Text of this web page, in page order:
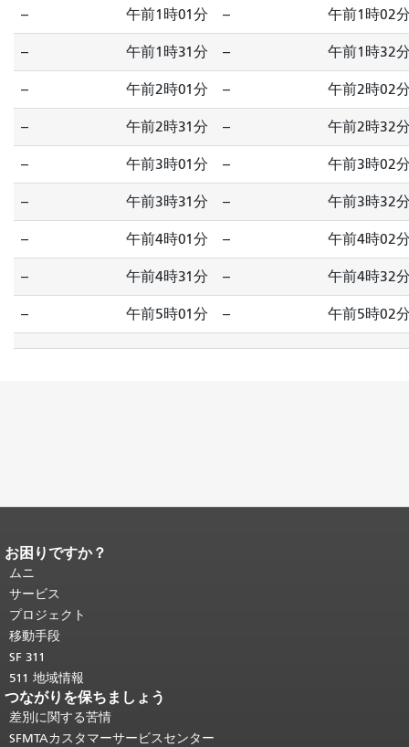
-- 午前1時01分 -- 午前1時02
-- 午前1時31分 -- 午前1時32
-- 午前2時01分 -- 午前2時02
-- 午前2時31分 -- 午前2時32
-- 午前3時01分 -- 午前3時02
-- 午前3時31分 -- 午前3時32
-- 午前4時01分 -- 午前4時02
-- 午前4時31分 -- 午前4時32
-- 午前5時01分 -- 午前5時02
ページコンテンツの終わり。
ジの残りの部分はすべてのページで繰
り返されます。
頭に戻る。
お困りですか？
ムニ
サービス
プロジェクト
移動手段
SF 311
511 地域情報
つながりを保ちましょう
差別に関する苦情
SFMTAカスタマーサービスセンター